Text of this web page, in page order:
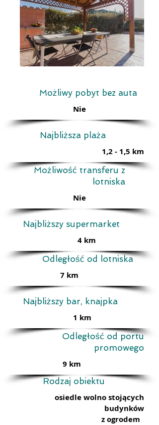
Możliwy pobyt bez auta
Nie
Możliwość transferu z
lotniska
Nie
Najbliższa plaża
1,2 - 1,5 km
Odległość od lotniska
7 km
Najbliższy supermarket
4 km
Rodzaj obiektu
osiedle wolno stojących
budynków
z ogrodem
Odległość od portu
promowego
9 km
Najbliższy bar, knajpka
1 km